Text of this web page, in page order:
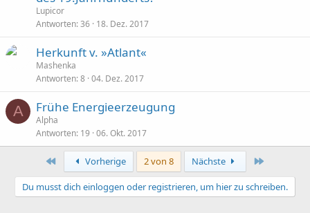
Lupicor
Antworten 36 18. Dez. 2017
Herkunft v. »Atlant«
Mashenka
Antworten 8 04. Dez. 2017
A Frühe Energieerzeugung
Alpha
Antworten 19 06. Okt. 2017
Erste Vorherige 2 von 8 Nächste
Du musst dich einloggen oder registrieren, um hier zu schreiben.